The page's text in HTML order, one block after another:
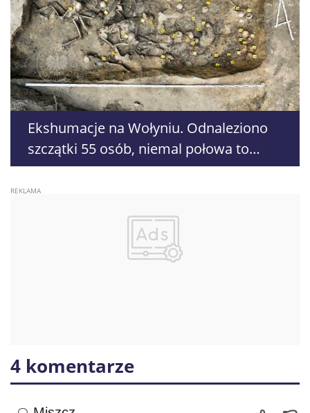
Ekshumacje na Wołyniu. Odnaleziono
szczątki 55 osób, niemal połowa to
dzieci
4 komentarze